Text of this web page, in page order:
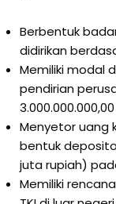
Berbentuk
didirikan
Memiliki modal
pendirian
Menyetor uang
bentuk
juta rupiah)
Memiliki